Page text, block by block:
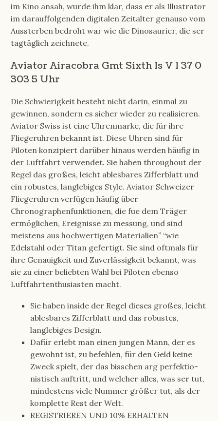
im Kino ansah, wurde ihm klar, dass er als Illustrator
im darauffolgenden digitalen Zeitalter genauso vom
Aussterben bedroht war wie die Dinosaurier, die ser
tagtäglich zeichnete.
Aviator Airacobra Gmt Sixth Is V 1 37 0
303 5 Uhr
Die Schwierigkeit besteht nicht darin, einmal zu
gewinnen, sondern es sicher wieder zu realisieren.
Aviator Swiss ist eine Uhrenmarke, die für ihre
Fliegeruhren bekannt ist. Diese Uhren sind für
Piloten konzipiert darüber hinaus werden häufig in
der Luftfahrt verwendet. Sie haben throughout der
Regel das großes, leicht ablesbares Zifferblatt und
ein robustes, langlebiges Style. Aviator Schweizer
Fliegeruhren verfügen häufig über
Chronographenfunktionen, die fue dem Träger
ermöglichen, Ereignisse zu messung, und sind
meistens aus hochwertigen Materialien” “wie
Edelstahl oder Titan gefertigt. Sie sind oftmals für
ihre Genauigkeit und Zuverlässigkeit bekannt, was
sie zu einer beliebten Wahl bei Piloten ebenso
Luftfahrtenthusiasten macht.
Sie haben inside der Regel dieses großes, leicht
ablesbares Zifferblatt und das robustes,
langlebiges Design.
Dafür erlebt man einen jungen Mann, der es
gewohnt ist, zu befehlen, für den Geld keine
Zweck spielt, der das bisschen arg perfek­tio­
nis­tisch auftritt, und welcher alles, was ser tut,
mindes­tens viele Nummer größer tut, als der
komplette Rest der Welt.
REGISTRIEREN UND 10% ERHALTEN